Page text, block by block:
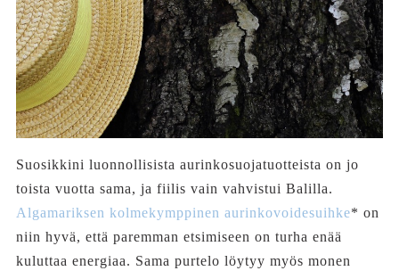
Suosikkini luonnollisista aurinkosuojatuotteista on jo
toista vuotta sama, ja fiilis vain vahvistui Balilla.
Algamariksen kolmekymppinen aurinkovoidesuihke* on
niin hyvä, että paremman etsimiseen on turha enää
kuluttaa energiaa. Sama purtelo löytyy myös monen